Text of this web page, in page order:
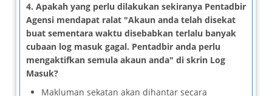
4. Apakah yang perlu dilakukan sekiranya Pentadbir
Agensi mendapat ralat "Akaun anda telah disekat
buat sementara waktu disebabkan terlalu banyak
cubaan log masuk gagal. Pentadbir anda perlu
mengaktifkan semula akaun anda" di skrin Log
Masuk?
Makluman sekatan akan dihantar secara